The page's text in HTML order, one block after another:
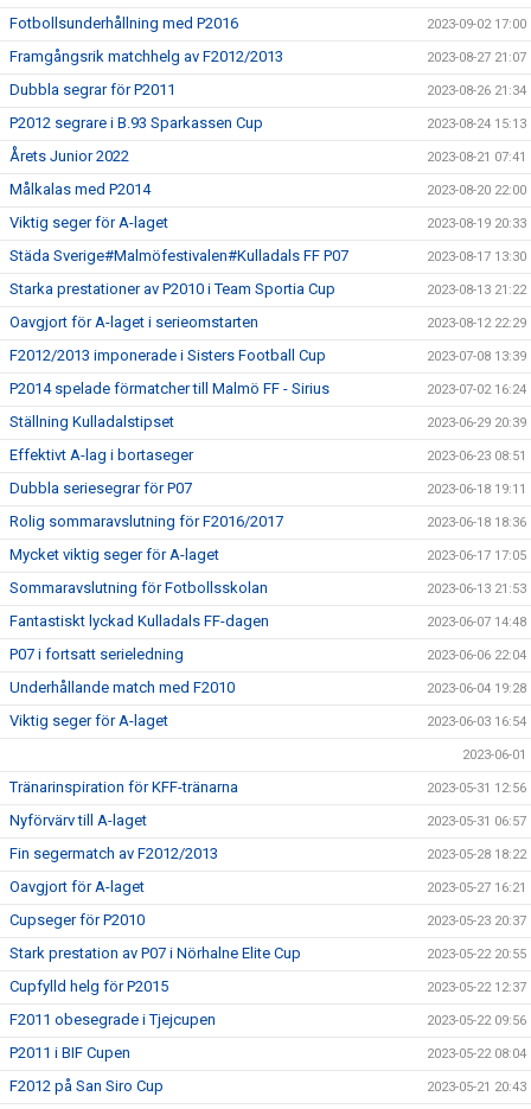
Fotbollsunderhållning med P2016 2023-09-02 17:00
Framgångsrik matchhelg av F2012/2013 2023-08-27 21:07
Dubbla segrar för P2011 2023-08-26 21:34
P2012 segrare i B.93 Sparkassen Cup 2023-08-24 15:13
Årets Junior 2022 2023-08-21 07:41
Målkalas med P2014 2023-08-20 22:00
Viktig seger för A-laget 2023-08-19 20:33
Städa Sverige#Malmöfestivalen#Kulladals FF P07 2023-08-17 13:30
Starka prestationer av P2010 i Team Sportia Cup 2023-08-13 21:22
Oavgjort för A-laget i serieomstarten 2023-08-12 22:29
F2012/2013 imponerade i Sisters Football Cup 2023-07-08 13:39
P2014 spelade förmatcher till Malmö FF - Sirius 2023-07-02 16:24
Ställning Kulladalstipset 2023-06-29 20:39
Effektivt A-lag i bortaseger 2023-06-23 08:51
Dubbla seriesegrar för P07 2023-06-18 19:11
Rolig sommaravslutning för F2016/2017 2023-06-18 18:36
Mycket viktig seger för A-laget 2023-06-17 17:05
Sommaravslutning för Fotbollsskolan 2023-06-13 21:53
Fantastiskt lyckad Kulladals FF-dagen 2023-06-07 14:48
P07 i fortsatt serieledning 2023-06-06 22:04
Underhållande match med F2010 2023-06-04 19:28
Viktig seger för A-laget 2023-06-03 16:54
2023-06-01
Tränarinspiration för KFF-tränarna 2023-05-31 12:56
Nyförvärv till A-laget 2023-05-31 06:57
Fin segermatch av F2012/2013 2023-05-28 18:22
Oavgjort för A-laget 2023-05-27 16:21
Cupseger för P2010 2023-05-23 20:37
Stark prestation av P07 i Nörhalne Elite Cup 2023-05-22 20:55
Cupfylld helg för P2015 2023-05-22 12:37
F2011 obesegrade i Tjejcupen 2023-05-22 09:56
P2011 i BIF Cupen 2023-05-22 08:04
F2012 på San Siro Cup 2023-05-21 20:43